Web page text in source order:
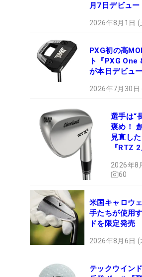
月7日デビュー
2026年8月1日
PXG初の高
ト『PXG
が本日デビュー
2026年7月30
選手は“
褒め！
見直し
『RTZ
2026年8
60
米国キャロウ
手たちが使用
ドを限定発売
2026年8月6日
テックウイン